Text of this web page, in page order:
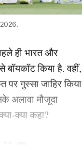
ही भारत और
बॉयकॉट किया है. वहीं,
पर गुस्सा जाहिर किया
अलावा मौजूदा
क्या कहा?